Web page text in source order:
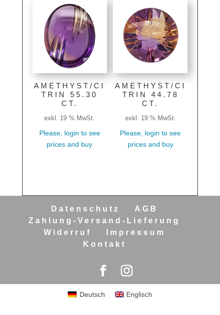
AMETHYST/CI
TRIN 55.30
CT.
exkl. 19 % MwSt.
Please, login to see
prices and buy
AMETHYST/CI
TRIN 44.78
CT.
exkl. 19 % MwSt.
Please, login to see
prices and buy
Datenschutz
AGB
Zahlung-Versand-Lieferung
Widerruf
Impressum
Kontakt
Deutsch Englisch